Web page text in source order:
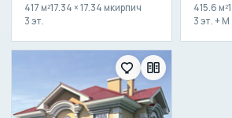
417 м²17.34 × 17.34 мкирпич
3 эт.
415.6 м²
3 эт. + М